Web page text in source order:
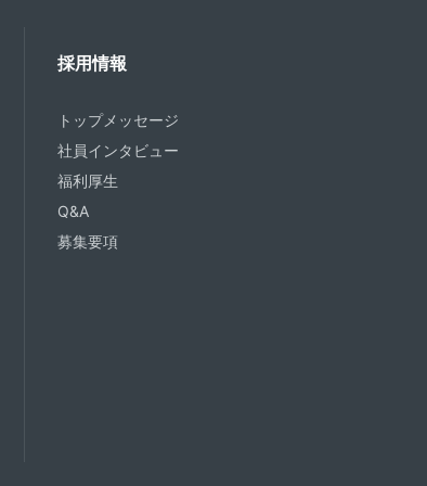
採用情報
トップメッセージ
社員インタビュー
福利厚生
Q&A
募集要項